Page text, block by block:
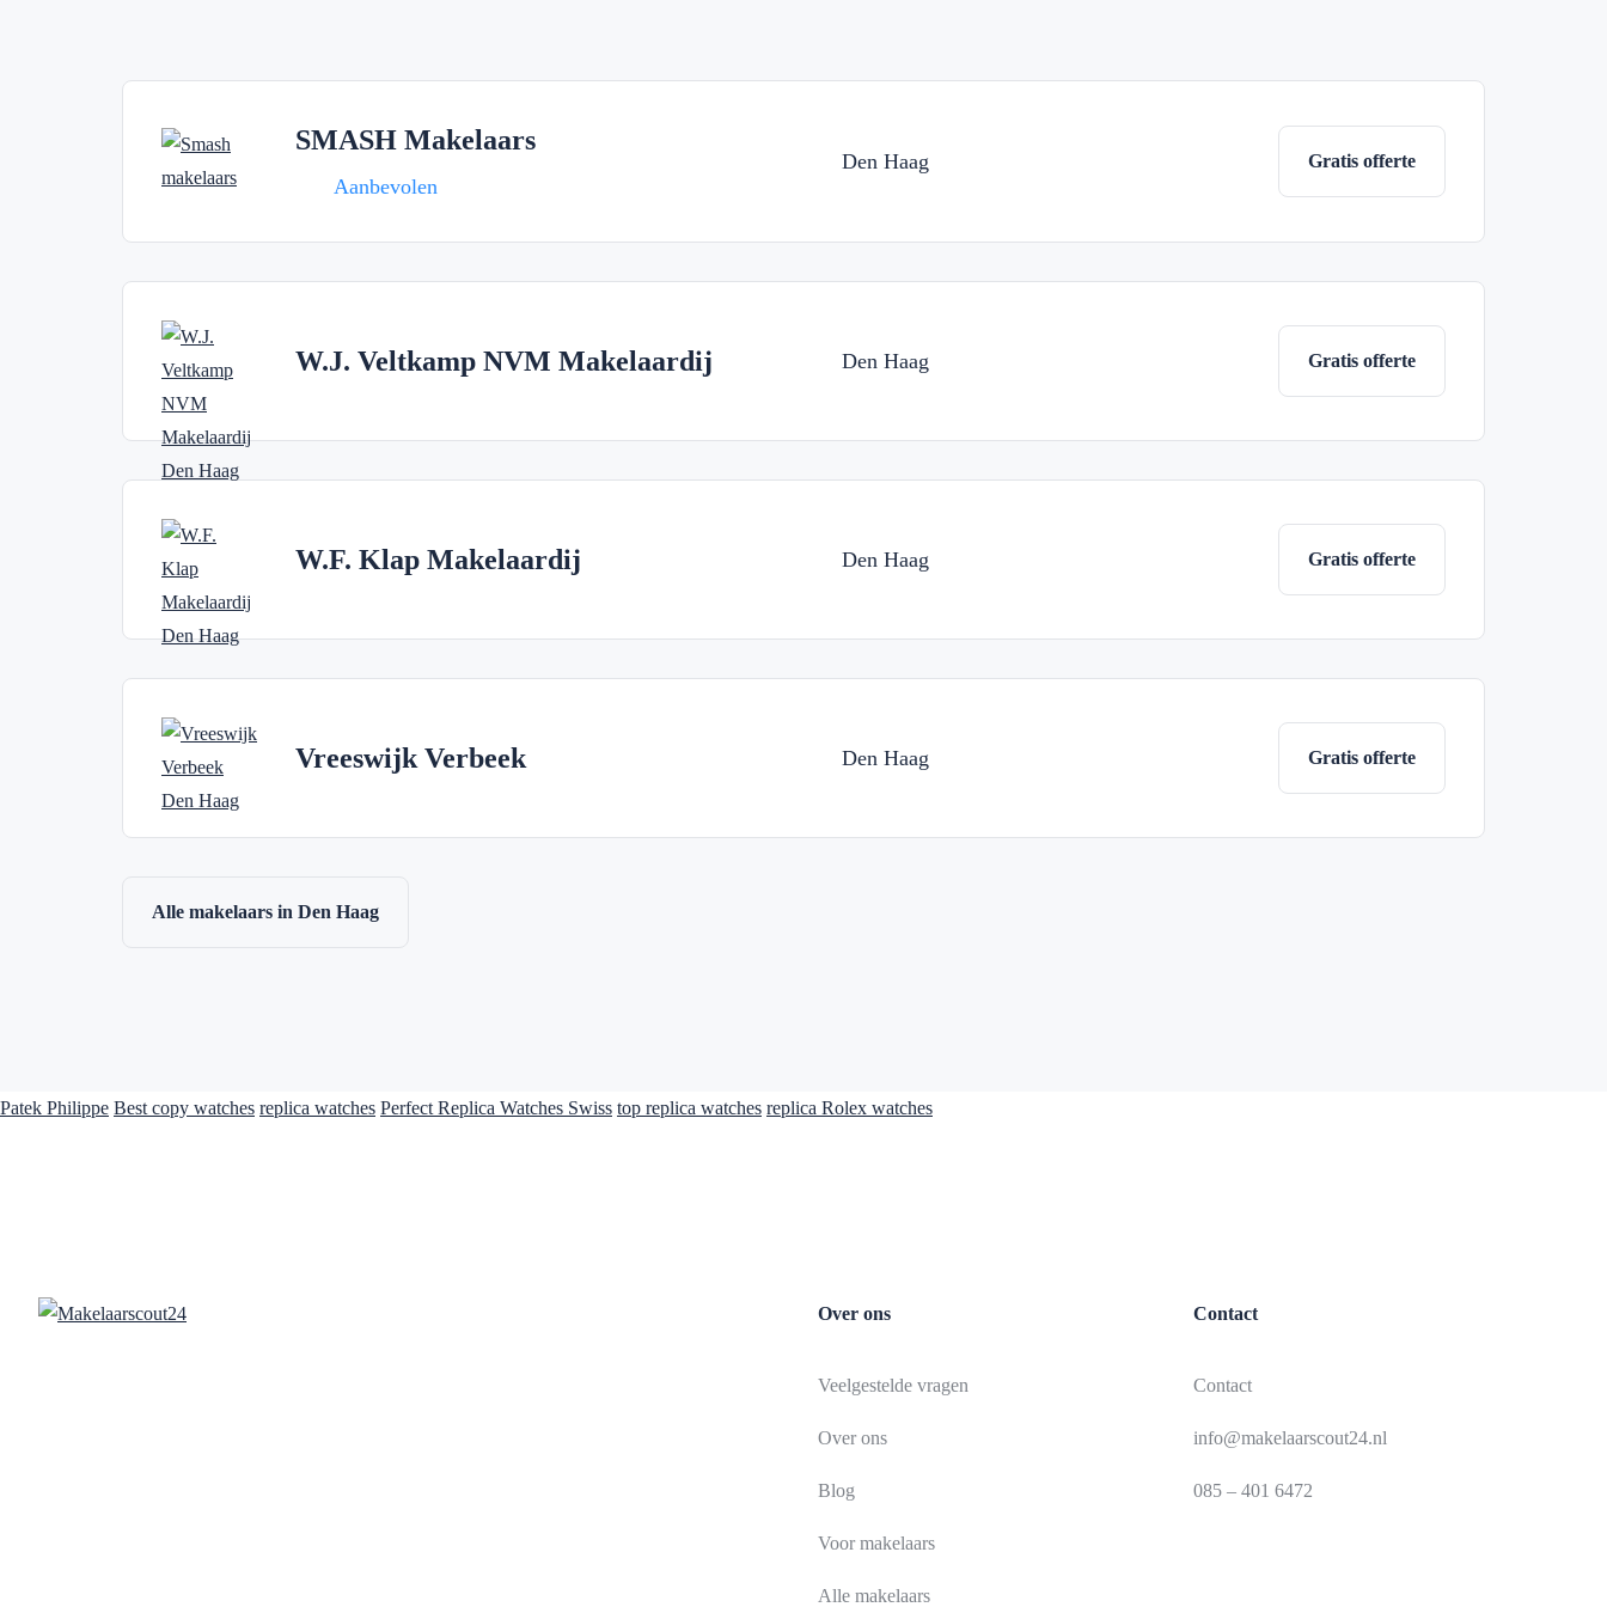
SMASH Makelaars
Aanbevolen
Den Haag Gratis offerte
W.J. Veltkamp NVM Makelaardij Den Haag Gratis offerte
W.F. Klap Makelaardij Den Haag Gratis offerte
Vreeswijk Verbeek Den Haag Gratis offerte
Alle makelaars in Den Haag
Patek Philippe Best copy watches replica watches Perfect Replica Watches Swiss top replica watches replica Rolex watches
Over ons
Veelgestelde vragen
Over ons
Blog
Voor makelaars
Alle makelaars
Contact
Contact
info@makelaarscout24.nl
085 – 401 6472